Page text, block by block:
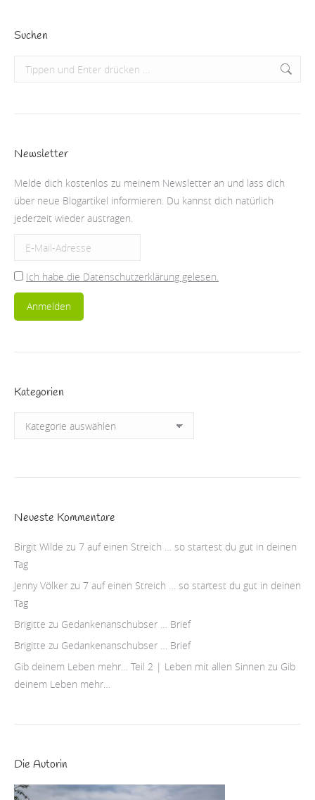
Suchen
Search:
Newsletter
Melde dich kostenlos zu meinem Newsletter an und lass dich
über neue Blogartikel informieren. Du kannst dich natürlich
jederzeit wieder austragen.
Ich habe die Datenschutzerklärung gelesen.
Kategorien
Kategorien
Neueste Kommentare
Birgit Wilde zu 7 auf einen Streich … so startest du gut in deinen
Tag
Jenny Völker zu 7 auf einen Streich … so startest du gut in deinen
Tag
Brigitte zu Gedankenanschubser … Brief
Brigitte zu Gedankenanschubser … Brief
Gib deinem Leben mehr… Teil 2 | Leben mit allen Sinnen zu Gib
deinem Leben mehr…
Die Autorin